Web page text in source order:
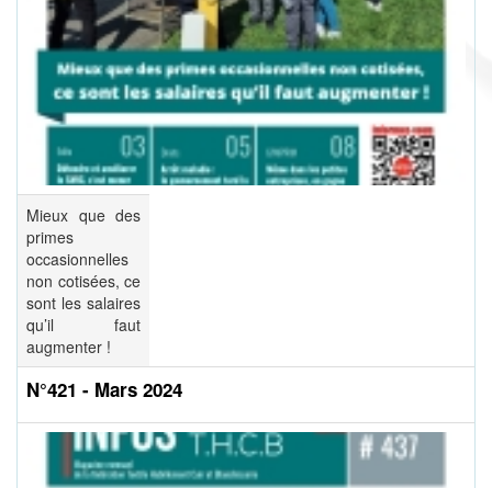
Mieux que des
primes
occasionnelles
non cotisées, ce
sont les salaires
qu’il faut
augmenter !
N°421 - Mars 2024